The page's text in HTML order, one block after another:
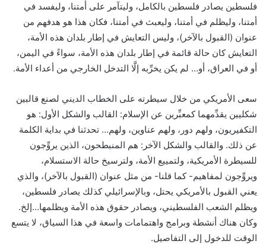
فلسطين يصادر فلسطين بالكامل، وليتآمر على أمتنا، وليفسد في
أمتنا، وليظلم في أمتنا، وليعبث في أمتنا، فكان هذا هو هدفهم من
عنوان (القبول بالآخر)، وليس التعايش في إطار بلدان هذه الأمة،
التعايش كان حالة قائمة في إطار بلدان هذه الأمة، سواءً في اليمن،
أو في العراق، أو… لم يكن يخرِّبه إلَّا التدخل الخارجي من أعداء الأمة.
سعى الأمريكي من خلال سيطرته على الخطاب الديني لصنع قالبين
شكليين يقدِّمهما كمعبِّرين عن الإسلام: القالب والشكل الأول: هو
التكفيريون، ولهم دور، ولهم عناوين، ولهم… تحدثنا في بداية الكلمة
عن ذلك. والقالب والشكل الآخر: هم المنبطحون، الذين يروِّجون
للسيطرة الأمريكية، ولتمييع الأمة، ولترسيخ حالة الاستسلام،
ويروِّجون لمفاهيم- كما قلنا- من مثل عنوان (القبول بالآخر)، والذي
يعني القبول بالأمريكي يحتل، وبالإسرائيلي كذلك يصادر فلسطين،
ويظلم الشعب الفلسطيني، ويصادر حقوق هذه الأمة ويظلمها…إلخ.
وكان هناك أنشطة وبرامج واهتمامات واسعة في هذا السياق، لا يتسع
الوقت للدخول إلى التفاصيل.